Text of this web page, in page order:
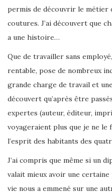
permis de découvrir le métier
coutures. J’ai découvert que
a une histoire…
Que de travailler sans
rentable, pose de nombreux
grande charge de travail et
découvert qu’après être
expertes (auteur, éditeur,
voyageraient plus que je ne
l’esprit des habitants des
J’ai compris que même si un
valait mieux avoir une
vie nous a emmené sur une